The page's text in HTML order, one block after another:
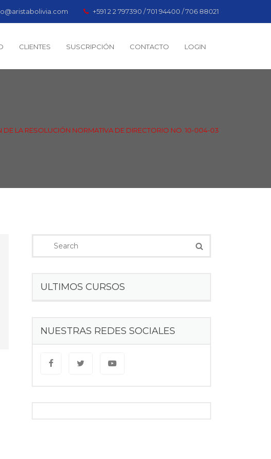
+591 2 2 797390 / 701 94400 / 706 88021
CLIENTES SUSCRIPCIÓN CONTACTO LOGIN
LA RESOLUCIÓN NORMATIVA DE DIRECTORIO NO. 10-004-03
ULTIMOS CURSOS
NUESTRAS REDES SOCIALES